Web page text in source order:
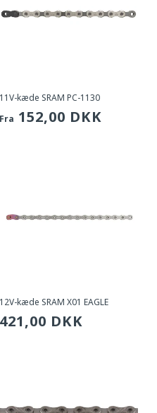
11V-kæde SRAM PC-1130
Sædvanlig
Fra 152,00 DKK
12V-kæde SRAM X01 EAGLE
Sædvanlig
421,00 DKK